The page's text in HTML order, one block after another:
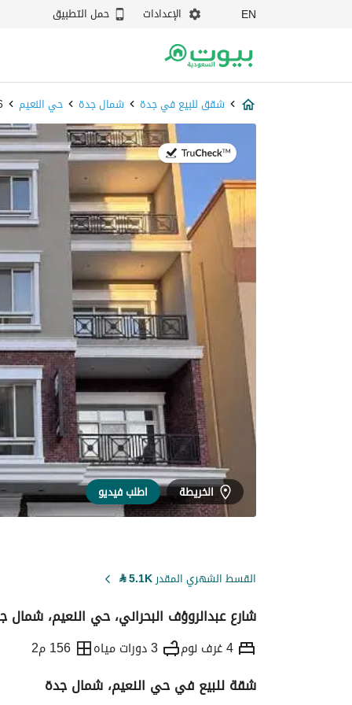
EN الإعدادات حمل التطبيق
شقق للبيع في جدة شمال جدة حي النعيم
في:16 يوليو 2026
الخريطة اطلب فيديو
القسط الشهري المقدر5.1K
⃁
شارع عبدالروؤف البحراني، حي النعيم، شمال
4 غرف نوم 3 دورات مياه 156 م2
شقة للبيع في حي النعيم، شمال جدة